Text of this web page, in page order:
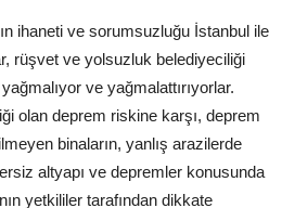
ihaneti ve sorumsuzluğu İstanbul ile
rüşvet ve yolsuzluk belediyeciliği
ve yağmalattırıyorlar.
olan deprem riskine karşı, deprem
binaların, yanlış arazilerde
altyapı ve depremler konusunda
yetkililer tarafından dikkate